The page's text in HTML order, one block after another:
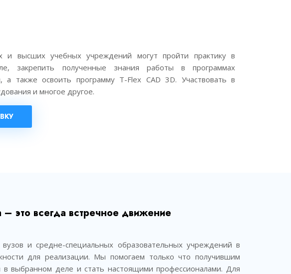
и высших учебных учреждений могут пройти практику в
закрепить полученные знания работы в программах
а также освоить программу T-Flex CAD 3D. Участвовать в
и многое другое.
– это всегда встречное движение
вузов и средне-специальных образовательных учреждений в
для реализации. Мы помогаем только что получившим
в выбранном деле и стать настоящими профессионалами. Для